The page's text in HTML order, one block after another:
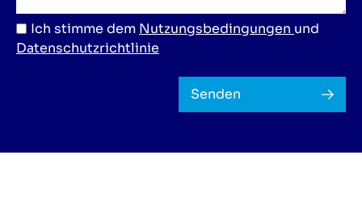
Ich stimme dem Nutzungsbedingungen und
Datenschutzrichtlinie
Senden